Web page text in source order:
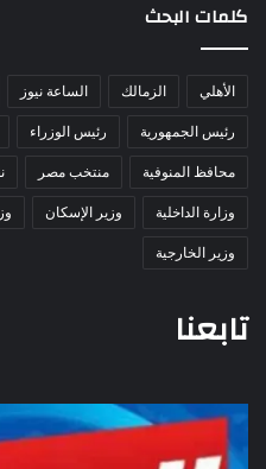
كلمات البحث
الأهلي الزمالك الساعة نيوز
رئيس الجمهورية
رئيس الوزراء
محافظ المنوفية
منتخب مصر
وزارة الداخلية
وزير الإسكان
وزير الخارجية
تابعنا